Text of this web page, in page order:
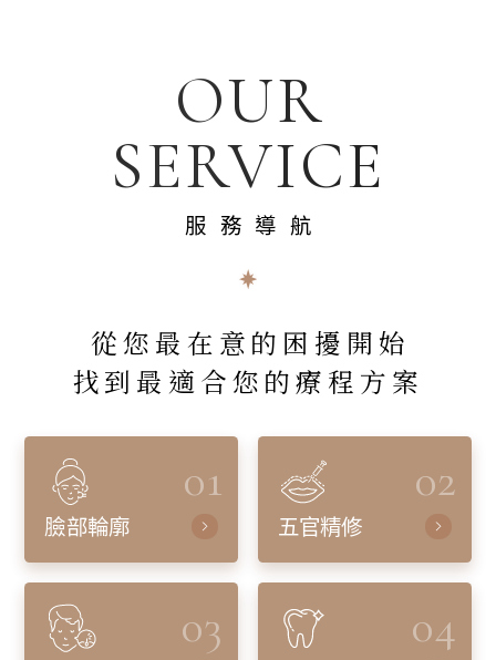
OUR
SERVICE
服務導航
從您最在意的困擾開始
找到最適合您的療程方案
01
臉部輪廓
02
五官精修
03 04